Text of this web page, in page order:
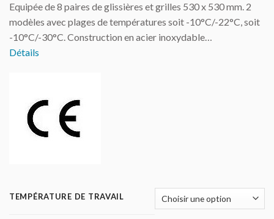
Equipée de 8 paires de glissières et grilles 530 x 530 mm. 2
modèles avec plages de températures soit -10°C/-22°C, soit
-10°C/-30°C. Construction en acier inoxydable…
Détails
TEMPÉRATURE DE TRAVAIL